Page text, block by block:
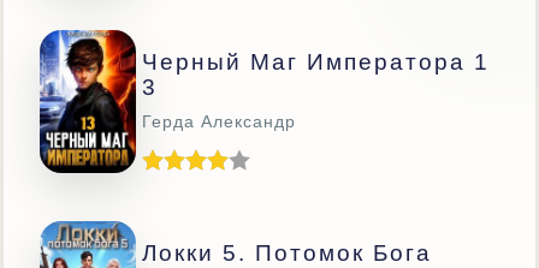
Черный Маг Императора 1
3
Герда Александр
Локки 5. Потомок Бога